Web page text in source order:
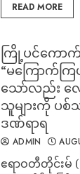
READ MORE
ကြို့ပင်ကော
“မကြောက်က
သော်လည်း လေ
သူများကို ပ
ဒဏ်ရာရ
ADMIN
ဧရာဝတီတိုင်း